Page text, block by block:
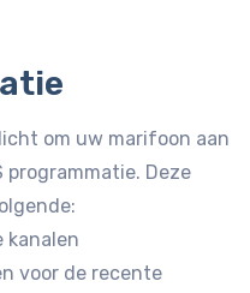
om uw marifoon aan
programmatie. Deze
kanalen
voor de recente